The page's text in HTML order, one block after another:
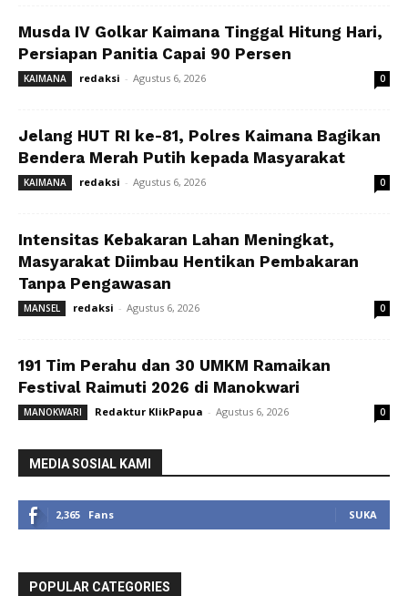
Musda IV Golkar Kaimana Tinggal Hitung Hari,
Persiapan Panitia Capai 90 Persen
KAIMANA redaksi - Agustus 6, 2026 0
Jelang HUT RI ke-81, Polres Kaimana Bagikan
Bendera Merah Putih kepada Masyarakat
KAIMANA redaksi - Agustus 6, 2026 0
Intensitas Kebakaran Lahan Meningkat,
Masyarakat Diimbau Hentikan Pembakaran
Tanpa Pengawasan
MANSEL redaksi - Agustus 6, 2026 0
191 Tim Perahu dan 30 UMKM Ramaikan
Festival Raimuti 2026 di Manokwari
MANOKWARI Redaktur KlikPapua - Agustus 6, 2026 0
MEDIA SOSIAL KAMI
2,365 Fans SUKA
POPULAR CATEGORIES